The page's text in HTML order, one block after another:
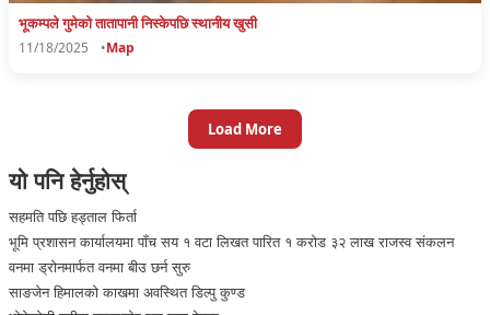
भूकम्पले गुमेकाे तातापानी निस्केपछि स्थानीय खुसी
11/18/2025 •Map
Load More
यो पनि हेर्नुहोस्
सहमति पछि हड्ताल फिर्ता
भूमि प्रशासन कार्यालयमा पाँच सय १ वटा लिखत पारित १ करोड ३२ लाख राजस्व संकलन
वनमा ड्रोनमार्फत वनमा बीउ छर्न सुरु
साङजेन हिमालको काखमा अवस्थित डिल्पु कुण्ड